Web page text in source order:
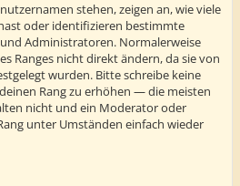
stehen, zeigen an, wie viele
oder identifizieren bestimmte
Administratoren. Normalerweise
Ranges nicht direkt ändern, da sie von
wurden. Bitte schreibe keine
Rang zu erhöhen — die meisten
nicht und ein Moderator oder
unter Umständen einfach wieder